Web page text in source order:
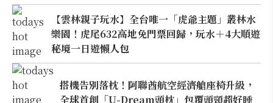
【雲林親子玩水】全台唯一「虎爺主題」叢林水
樂園！虎尾632高地免門票回歸，玩水＋4大順遊
秘境一日遊懶人包
搭機告別落枕！阿聯酋航空經濟艙座椅升級，
全球首創「U-Dream頭枕」包覆頭頸超好睡